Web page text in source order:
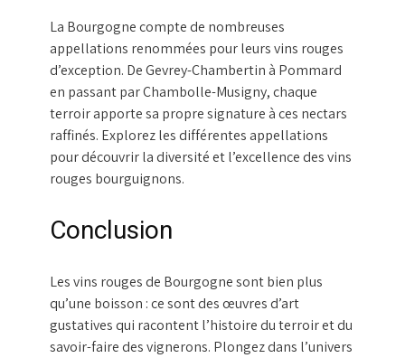
La Bourgogne compte de nombreuses
appellations renommées pour leurs vins rouges
d’exception. De Gevrey-Chambertin à Pommard
en passant par Chambolle-Musigny, chaque
terroir apporte sa propre signature à ces nectars
raffinés. Explorez les différentes appellations
pour découvrir la diversité et l’excellence des vins
rouges bourguignons.
Conclusion
Les vins rouges de Bourgogne sont bien plus
qu’une boisson : ce sont des œuvres d’art
gustatives qui racontent l’histoire du terroir et du
savoir-faire des vignerons. Plongez dans l’univers